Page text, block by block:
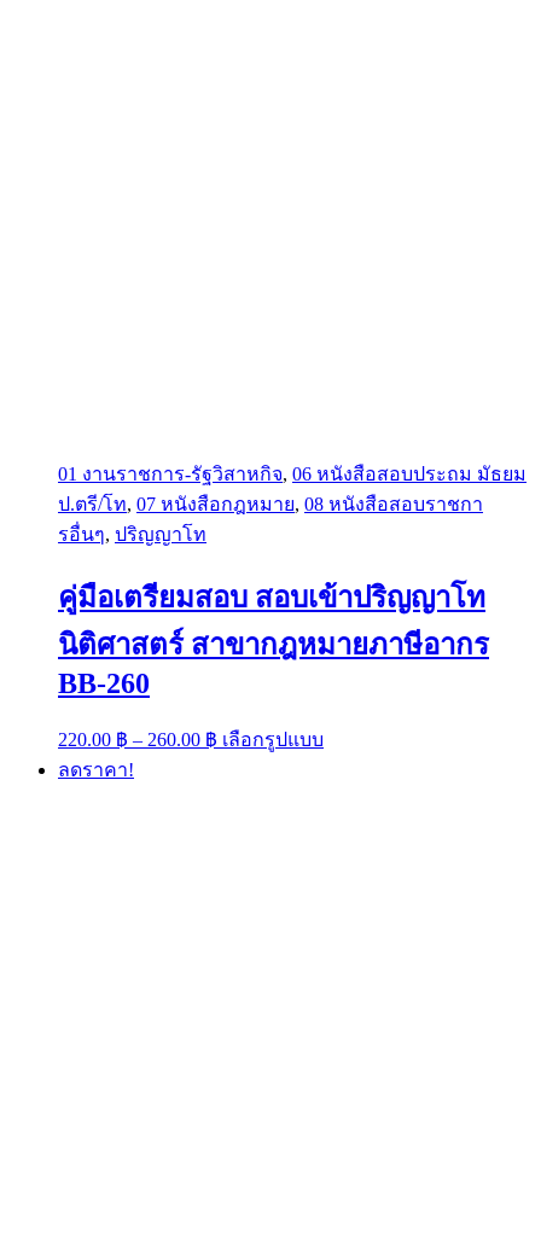
01 งานราชการ-รัฐวิสาหกิจ, 06 หนังสือสอบประถม มัธยม
ป.ตรี/โท, 07 หนังสือกฎหมาย, 08 หนังสือสอบราชกา
รอื่นๆ, ปริญญาโท
คู่มือเตรียมสอบ สอบเข้าปริญญาโท
นิติศาสตร์ สาขากฎหมายภาษีอากร
BB-260
220.00 ฿ – 260.00 ฿ Price
range:
เลือกรูปแบบ
product
ลดราคา!